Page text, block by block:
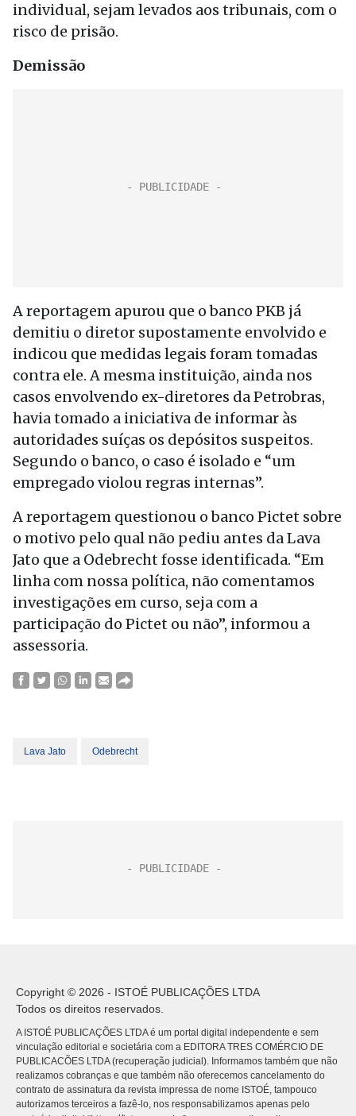
individual, sejam levados aos tribunais, com o
risco de prisão.
Demissão
A reportagem apurou que o banco PKB já
demitiu o diretor supostamente envolvido e
indicou que medidas legais foram tomadas
contra ele. A mesma instituição, ainda nos
casos envolvendo ex-diretores da Petrobras,
havia tomado a iniciativa de informar às
autoridades suíças os depósitos suspeitos.
Segundo o banco, o caso é isolado e “um
empregado violou regras internas”.
A reportagem questionou o banco Pictet sobre
o motivo pelo qual não pediu antes da Lava
Jato que a Odebrecht fosse identificada. “Em
linha com nossa política, não comentamos
investigações em curso, seja com a
participação do Pictet ou não”, informou a
assessoria.
Lava Jato Odebrecht
Copyright © 2026 - ISTOÉ PUBLICAÇÕES LTDA
Todos os direitos reservados.
A ISTOÉ PUBLICAÇÕES LTDA é um portal digital independente e sem
vinculação editorial e societária com a EDITORA TRES COMÉRCIO DE
PUBLICACÕES LTDA (recuperação judicial). Informamos também que não
realizamos cobranças e que também não oferecemos cancelamento do
contrato de assinatura da revista impressa de nome ISTOÉ, tampouco
autorizamos terceiros a fazê-lo, nos responsabilizamos apenas pelo